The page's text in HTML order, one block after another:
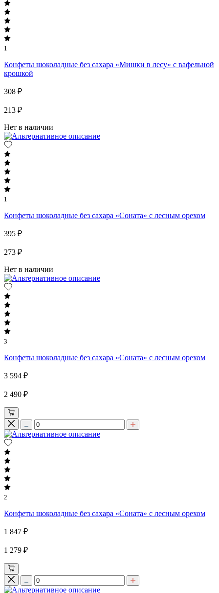
1
Конфеты шоколадные без сахара «Мишки в лесу» с вафельной
крошкой
308 ₽
213 ₽
Нет в наличии
1
Конфеты шоколадные без сахара «Соната» с лесным орехом
395 ₽
273 ₽
Нет в наличии
3
Конфеты шоколадные без сахара «Соната» с лесным орехом
3 594 ₽
2 490 ₽
2
Конфеты шоколадные без сахара «Соната» с лесным орехом
1 847 ₽
1 279 ₽